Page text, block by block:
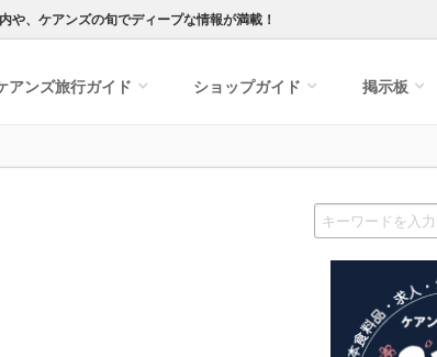
や、ケアンズの旬でディープな情報が満載！
アンズ旅行ガイド ショップガイド 掲示板